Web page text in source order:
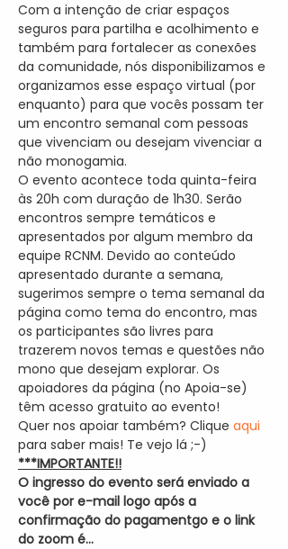
Com a intenção de criar espaços
seguros para partilha e acolhimento e
também para fortalecer as conexões
da comunidade, nós disponibilizamos e
organizamos esse espaço virtual (por
enquanto) para que vocês possam ter
um encontro semanal com pessoas
que vivenciam ou desejam vivenciar a
não monogamia.
O evento acontece toda quinta-feira
às 20h com duração de 1h30. Serão
encontros sempre temáticos e
apresentados por algum membro da
equipe RCNM. Devido ao conteúdo
apresentado durante a semana,
sugerimos sempre o tema semanal da
página como tema do encontro, mas
os participantes são livres para
trazerem novos temas e questões não
mono que desejam explorar. Os
apoiadores da página (no Apoia-se)
têm acesso gratuito ao evento!
Quer nos apoiar também? Clique aqui
para saber mais! Te vejo lá ;-)
***IMPORTANTE!!
O ingresso do evento será enviado a
você por e-mail logo após a
confirmação do pagamentgo e o link
do zoom é…